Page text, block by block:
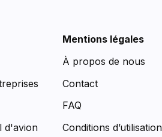
d'avion
Mentions légales
À propos de nous
Contact
FAQ
Conditions d’utilisation